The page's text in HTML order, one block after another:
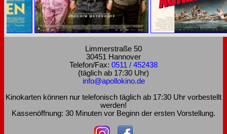
Limmerstraße 50
30451 Hannover
Telefon/Fax: 0511 / 452438
(täglich ab 17:30 Uhr)
info@apollokino.de
Kinokarten können nur telefonisch täglich ab 17:30 Uhr vorbestellt
werden!
Kassenöffnung: 30 Minuten vor Beginn der ersten Vorstellung.